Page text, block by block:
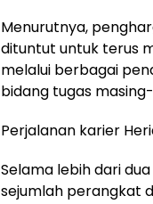
Menurutnya,
dituntut untuk terus
melalui berbagai
bidang tugas
Perjalanan karier
Selama lebih dari
sejumlah perangkat